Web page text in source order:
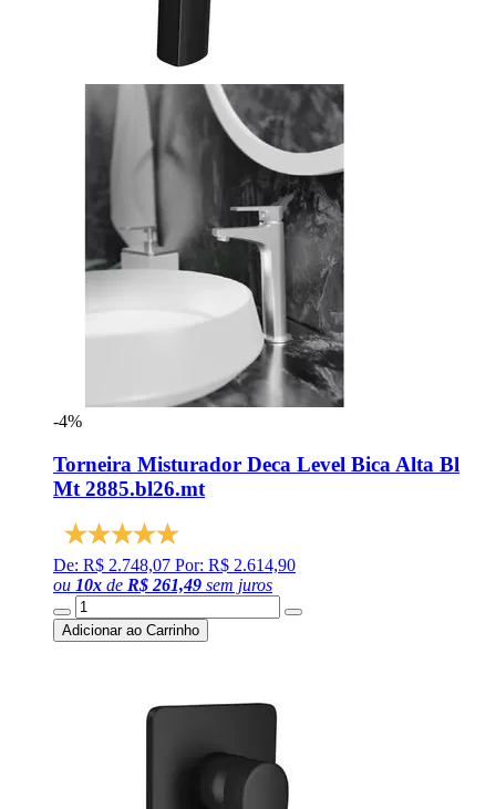
-4%
Torneira Misturador Deca Level Bica Alta Bl
Mt 2885.bl26.mt
De: R$ 2.748,07 Por: R$ 2.614,90
ou 10x de R$ 261,49 sem juros
Adicionar ao Carrinho